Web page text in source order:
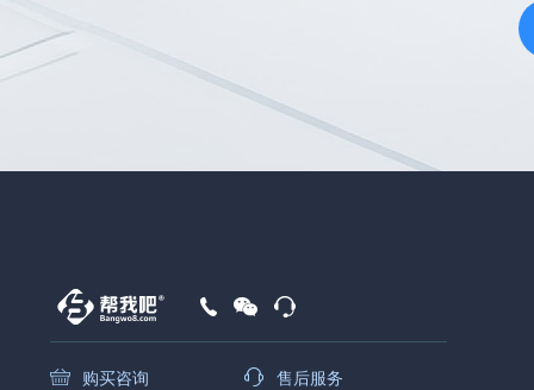
购买咨询 售后服务